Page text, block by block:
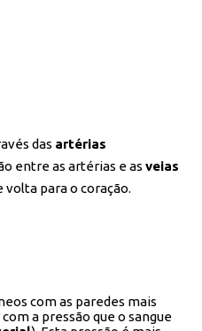
das artérias
entre as artérias e as veias
volta para o coração.
com as paredes mais
a pressão que o sangue